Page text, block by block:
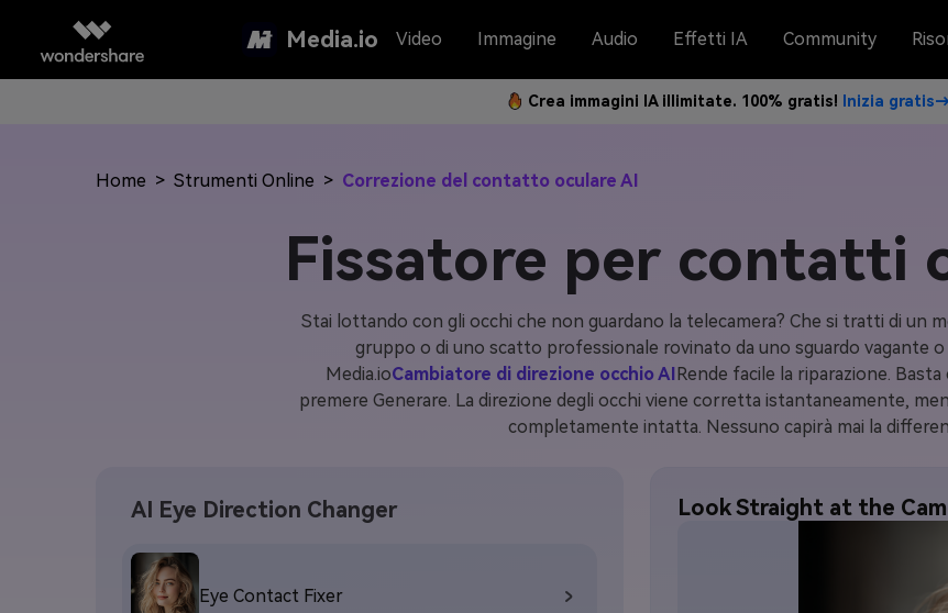
Media.io Video Immagine Audio Effetti IA Community
Crea immagini IA illimitate. 100% gratis! Inizia gratis→
Home > Strumenti Online > Correzione del contatto oculare AI
Fissatore per contatti
Stai lottando con gli occhi che non guardano la telecamera? Che si tratti di un
gruppo o di uno scatto professionale rovinato da uno sguardo vagante o
Media.ioCambiatore di direzione occhio AIRende facile la riparazione.
premere Generare. La direzione degli occhi viene corretta istantaneamente,
completamente intatta. Nessuno capirà mai la
AI Eye Direction Changer
Eye Contact Fixer
Look Straight at the